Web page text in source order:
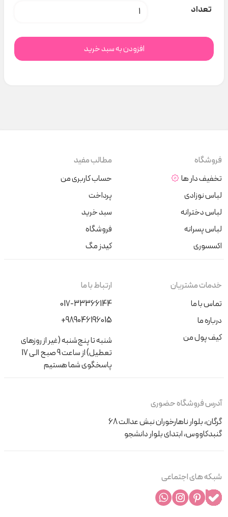
تعداد ست snoopy 784 نیلسام کد H000674 عدد
افزودن به سبد خرید
فروشگاه
تخفیف دار ها
لباس نوزادی
لباس دخترانه
لباس پسرانه
اکسسوری
مطالب مفید
حساب کاربری من
پرداخت
سبد خرید
فروشگاه
کیدز مگ
خدمات مشتریان
تماس با ما
درباره ما
کیف پول من
ارتباط با ما
017-33366144
+989046196015
شنبه تا پنج‌شنبه (غیر از روزهای
تعطیل) از ساعت 9 صبح الی 17
پاسخگوی شما هستیم
آدرس فروشگاه حضوری
گرگان، بلوار ناهارخوران نبش عدالت 68
گنبدکاووس، ابتدای بلوار دانشجو
شبکه های اجتماعی